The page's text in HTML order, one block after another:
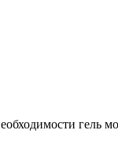
гель